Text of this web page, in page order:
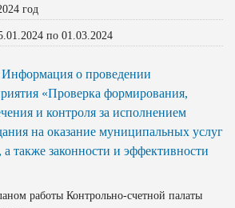
год
по 01.03.2024
Информация о проведении
«Проверка формирования,
и контроля за исполнением
на оказание муниципальных услуг
также законности и эффективности
работы Контрольно-счетной палаты